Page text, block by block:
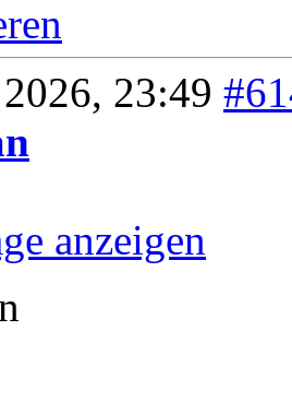
23:49
anzeigen